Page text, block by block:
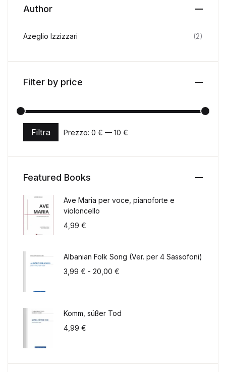
Author
Azeglio Izzizzari (2)
Filter by price
Prezzo Min
Prezzo Max
Filtra Prezzo: 0 € — 10 €
Featured Books
Ave Maria per voce, pianoforte e
violoncello
4,99 €
Albanian Folk Song (Ver. per 4 Sassofoni)
3,99 € - 20,00 €
Komm, süßer Tod
4,99 €